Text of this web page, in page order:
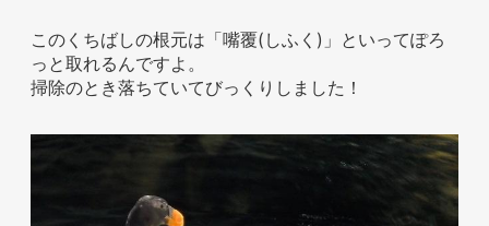
このくちばしの根元は「嘴覆(しふく)」といってぽろ
っと取れるんですよ。
掃除のとき落ちていてびっくりしました！